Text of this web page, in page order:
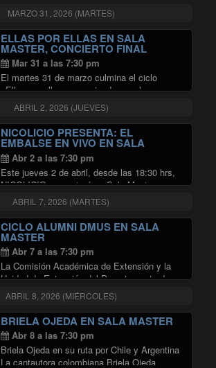
un recorrido que los llevó por distintas
ciudades de Chile y, por primera vez, fuera
del país. La banda presentará un …
Continuar leyendo"GAMUZA CIERRE DE GIRA LA
MARZO 31, 2026 (MARTES)
ELLAS POR ELLAS EN SALA
MASTER, CONCIERTO FINAL
Mar 31 a las 7:30 pm
El martes 31 de marzo culmina el ciclo
«Ellas por ellas», organizado por el
Departamento de Música de la Universidad
de Chile (DMUS) en conjunto con Radio
Universidad de Chile en la Sala Master de …
Continuar leyendo"ELLAS POR ELLAS EN SALA
ABRIL 2, 2026 (JUEVES)
NICOLICIO PRESENTA: EL
EMBALSE EN VIVO EN SALA
MASTER
Abr 2 a las 7:30 pm
Este jueves 2 de abril, desde las 18:30 hrs,
NICOLICIO presentará en Sala Master su
aclamado larga duración «El Embalse»,
interpretándolo de principio a fin en un show
de larga duración. El acto de apertura …
Continuar leyendo"NICOLICIO PRESENTA: EL
ABRIL 7, 2026 (MARTES)
CICLO ALUMNI DMUS EN SALA
MASTER
Abr 7 a las 7:30 pm
La Comisión Académica de Extensión y la
Unidad de Extensión del Departamento de
Música (DMUS) de la Universidad de Chile
invitan a disfrutar del ciclo de conciertos de
alumni del DMUS, que realizarán en en …
Continuar leyendo"CICLO ALUMNI DMUS EN SALA
ABRIL 8, 2026 (MIÉRCOLES)
BRIELA OJEDA EN SALA MASTER
Abr 8 a las 7:30 pm
Briela Ojeda en su ruta por Chile y Argentina
La cantautora colombiana Briela Ojeda